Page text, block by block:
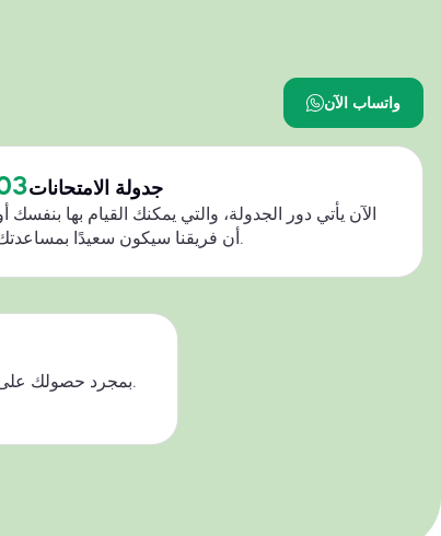
واتساب الآن
جدولة الامتحانات
الآن يأتي دور الجدولة، والتي يمكنك القيام بها بنفسك
أن فريقنا سيكون سعيدًا بمساعدتك.
بمجرد حصولك على تأكيد النجاح، يرجى دفع ثمن جهودنا.